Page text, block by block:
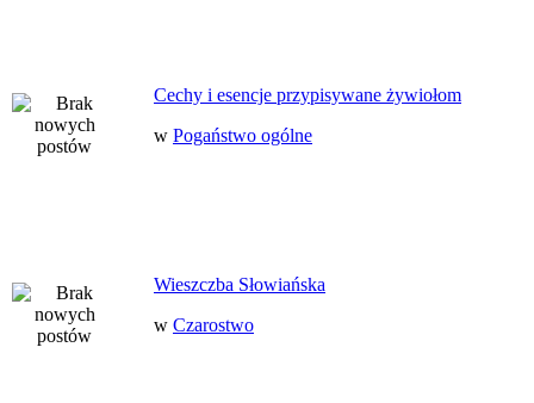
Cechy i esencje przypisywane żywiołom
w Pogaństwo ogólne
Wieszczba Słowiańska
w Czarostwo